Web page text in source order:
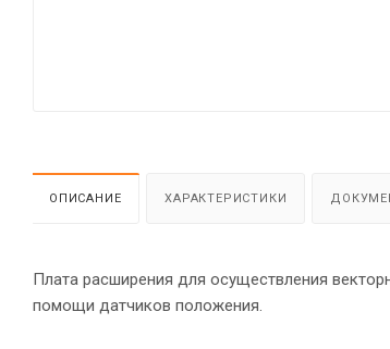
ОПИСАНИЕ ХАРАКТЕРИСТИКИ
Плата расширения для осуществления
помощи датчиков положения.